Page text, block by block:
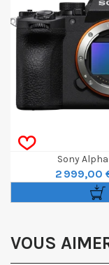
Sony Alpha
2 999,00
VOUS